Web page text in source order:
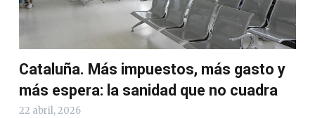
Cataluña. Más impuestos, más gasto y
más espera: la sanidad que no cuadra
22 abril, 2026